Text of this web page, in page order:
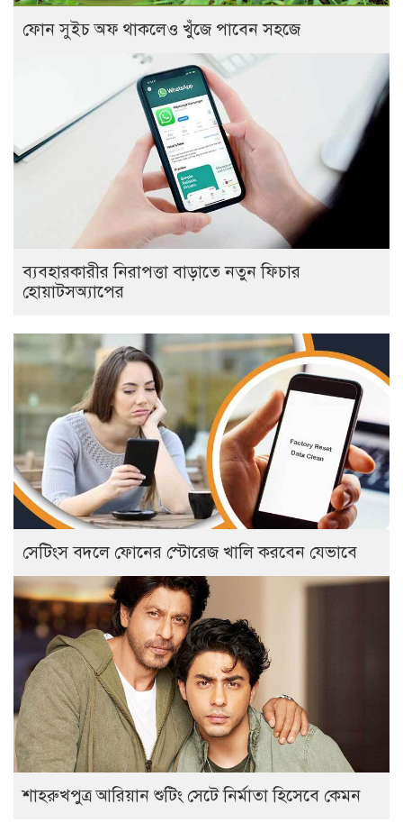
ফোন সুইচ অফ থাকলেও খুঁজে পাবেন সহজে
ব্যবহারকারীর নিরাপত্তা বাড়াতে নতুন ফিচার
হোয়াটসঅ্যাপের
সেটিংস বদলে ফোনের স্টোরেজ খালি করবেন যেভাবে
শাহরুখপুত্র আরিয়ান শুটিং সেটে নির্মাতা হিসেবে কেমন